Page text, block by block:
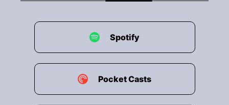
Spotify
Pocket Casts